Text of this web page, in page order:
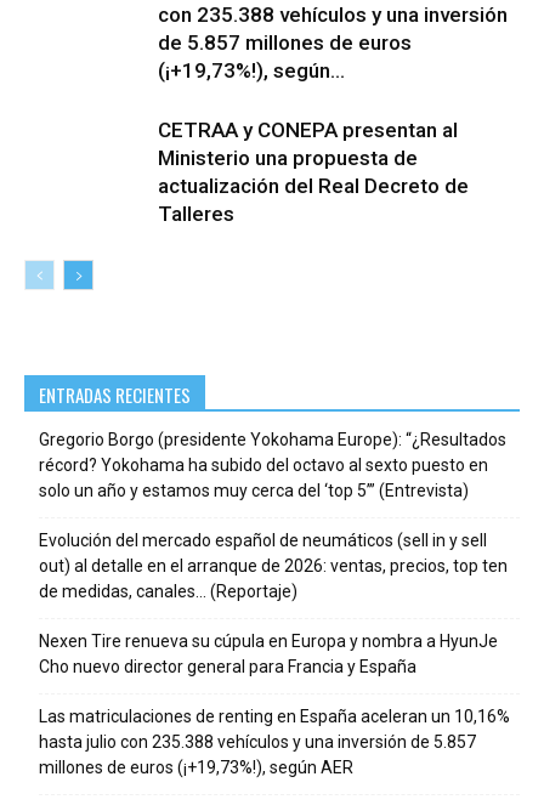
con 235.388 vehículos y una inversión
de 5.857 millones de euros
(¡+19,73%!), según...
CETRAA y CONEPA presentan al
Ministerio una propuesta de
actualización del Real Decreto de
Talleres
ENTRADAS RECIENTES
Gregorio Borgo (presidente Yokohama Europe): “¿Resultados
récord? Yokohama ha subido del octavo al sexto puesto en
solo un año y estamos muy cerca del ‘top 5’” (Entrevista)
Evolución del mercado español de neumáticos (sell in y sell
out) al detalle en el arranque de 2026: ventas, precios, top ten
de medidas, canales… (Reportaje)
Nexen Tire renueva su cúpula en Europa y nombra a HyunJe
Cho nuevo director general para Francia y España
Las matriculaciones de renting en España aceleran un 10,16%
hasta julio con 235.388 vehículos y una inversión de 5.857
millones de euros (¡+19,73%!), según AER